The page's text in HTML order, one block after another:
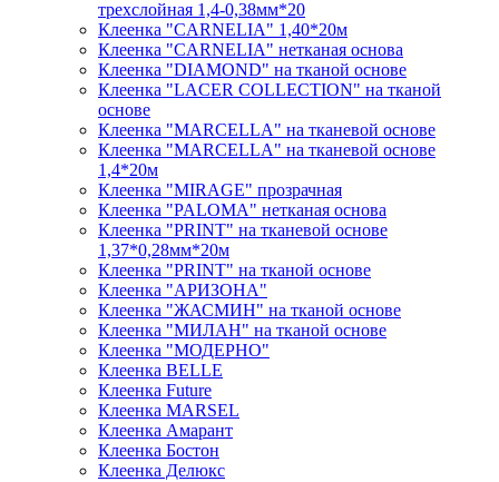
трехслойная 1,4-0,38мм*20
Клеенка "CARNELIA" 1,40*20м
Клеенка "CARNELIA" нетканая основа
Клеенка "DIAMOND" на тканой основе
Клеенка "LACER COLLECTION" на тканой
основе
Клеенка "MARCELLA" на тканевой основе
Клеенка "MARCELLA" на тканевой основе
1,4*20м
Клеенка "MIRAGE" прозрачная
Клеенка "PALOMA" нетканая основа
Клеенка "PRINT" на тканевой основе
1,37*0,28мм*20м
Клеенка "PRINT" на тканой основе
Клеенка "АРИЗОНА"
Клеенка "ЖАСМИН" на тканой основе
Клеенка "МИЛАН" на тканой основе
Клеенка "МОДЕРНО"
Клеенка BELLE
Клеенка Future
Клеенка MARSEL
Клеенка Амарант
Клеенка Бостон
Клеенка Делюкс